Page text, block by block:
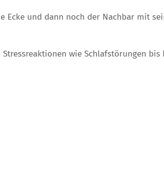
und dann noch der Nachbar mit
wie Schlafstörungen